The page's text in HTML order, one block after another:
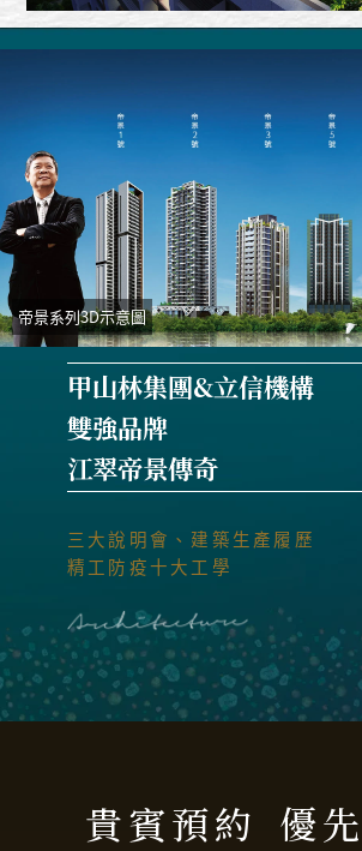
甲山林集團&立信機構
雙強品牌
江翠帝景傳奇
三大說明會、建築生產履歷
精工防疫十大工學
帝景系列3D示意圖
貴賓預約 優